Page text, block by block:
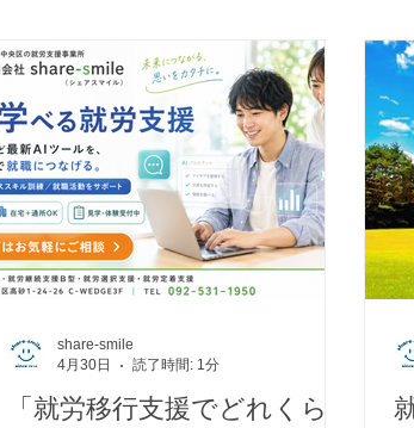
メイディア掲載・動画 フクオカTシャツマー
就労継続支援A型 就労継続支援B型 福岡
「就労移行支援でどれくら
share-smile
4月30日
読了時間: 1分